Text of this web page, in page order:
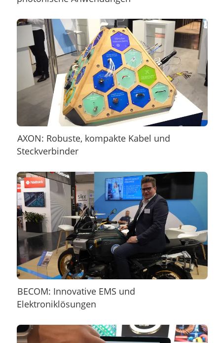
AXON: Robuste, kompakte Kabel und
Steckverbinder
BECOM: Innovative EMS und
Elektroniklösungen